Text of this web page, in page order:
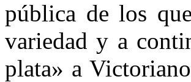
pública de los
variedad y a
plata» a